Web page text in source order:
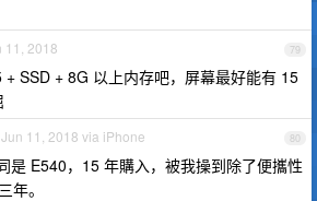
79
11, 2018
+ SSD + 8G 以上内存吧，屏幕最好能有 15
80
Jun 11, 2018 via iPhone
是 E540，15 年購入，被我操到除了便攜性
年。